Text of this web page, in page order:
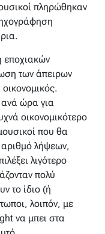
πληρώθηκαν
εποχιακών
των άπειρων
ώρα για
οικονομικότερο
που θα
λήψεων,
λιγότερο
πολύ
το ίδιο (ή
λοιπόν, με
να μπει στα